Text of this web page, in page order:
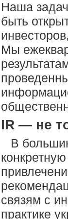
Наша
быть
Мы
IR — не
В
связям с
практике